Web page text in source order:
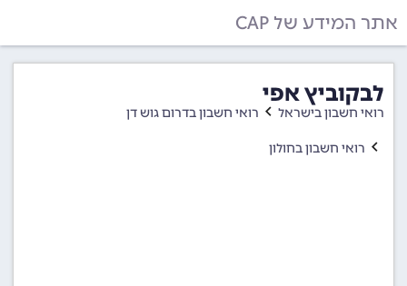
אתר המידע של CAP
לבקוביץ אפי
רואי חשבון בישראל רואי חשבון בדרום גוש דן
רואי חשבון בחולון